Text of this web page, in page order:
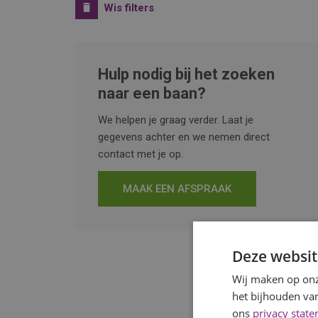
Wis filters
Hulp nodig bij het zoeken
naar een baan?
We helpen je graag verder. Laat je
gegevens achter en we nemen direct
contact met je op.
MAAK EEN AFSPRAAK
Deze
Wij maken op
het bijhouden
ons privacy